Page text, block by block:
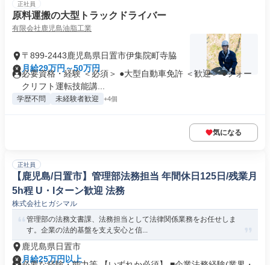
正社員
原料運搬の大型トラックドライバー
有限会社鹿児島油脂工業
〒899-2443鹿児島県日置市伊集院町寺脇
月給29万円～50万円
必要資格・経験 ＜必須＞ ●大型自動車免許 ＜歓迎＞ ●フォー
クリフト運転技能講...
学歴不問 未経験者歓迎 +4個
気になる
正社員
【鹿児島/日置市】管理部法務担当 年間休日125日/残業月
5h程 U・Iターン歓迎 法務
株式会社ヒガシマル
管理部の法務文書課、法務担当として法律関係業務をお任せしま
す。企業の法的基盤を支え安心と信...
鹿児島県日置市
月給25万円以上